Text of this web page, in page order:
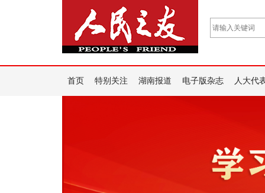
首页 特别关注 湖南报道 电子版杂志 人大代